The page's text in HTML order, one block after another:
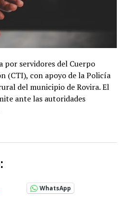
por servidores del Cuerpo
(CTI), con apoyo de la Policía
del municipio de Rovira. El
ante las autoridades
WhatsApp